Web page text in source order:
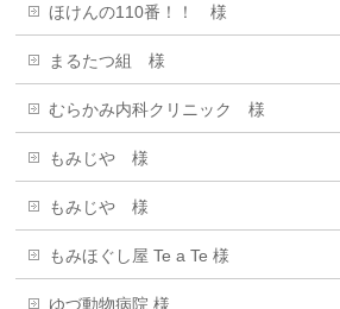
ほけんの110番！！ 様
まるたつ組 様
むらかみ内科クリニック 様
もみじや 様
もみじや 様
もみほぐし屋 Te a Te 様
ゆづ動物病院 様